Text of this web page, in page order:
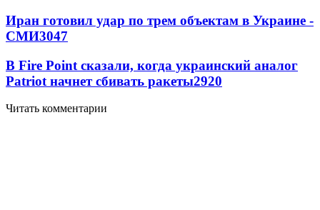
Иран готовил удар по трем объектам в Украине -
СМИ3047
В Fire Point сказали, когда украинский аналог
Patriot начнет сбивать ракеты2920
Читать комментарии